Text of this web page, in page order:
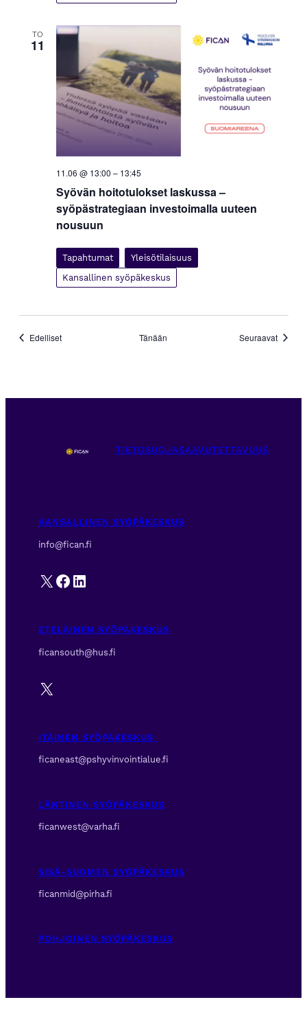
TO
11
11.06 @ 13:00 – 13:45
Syövän hoitotulokset laskussa –
syöpästrategiaan investoimalla uuteen
nousuun
Tapahtumat
Yleisötilaisuus
Kansallinen syöpäkeskus
EdellisetTapahtumat Tänään Seuraavat
TIETOSUOJASAAVUTETTAVUUS
KANSALLINEN SYÖPÄKESKUS
info@fican.fi
X Facebook
LinkedIn
ETELÄINEN SYÖPÄKESKUS
ficansouth@hus.fi
X
ITÄINEN SYÖPÄKESKUS
ficaneast@pshyvinvointialue.fi
LÄNTINEN SYÖPÄKESKUS
ficanwest@varha.fi
SISÄ-SUOMEN SYÖPÄKESKUS
ficanmid@pirha.fi
POHJOINEN SYÖPÄKESKUS